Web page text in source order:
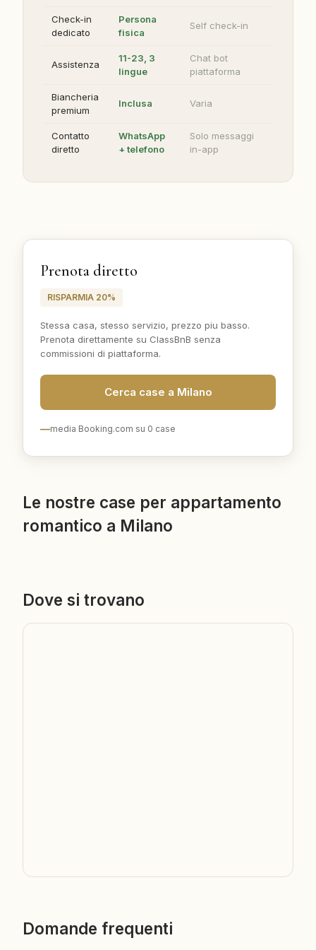
Check-in
dedicato
Persona
fisica
Self check-in
Assistenza
11-23, 3
lingue
Chat bot
piattaforma
Biancheria
premium
Inclusa Varia
Contatto
diretto
WhatsApp
+ telefono
Solo messaggi
in-app
Prenota diretto
RISPARMIA 20%
Stessa casa, stesso servizio, prezzo piu basso.
Prenota direttamente su ClassBnB senza
commissioni di piattaforma.
Cerca case a Milano
—media Booking.com su 0 case
Le nostre case per appartamento
romantico a Milano
Dove si trovano
Domande frequenti